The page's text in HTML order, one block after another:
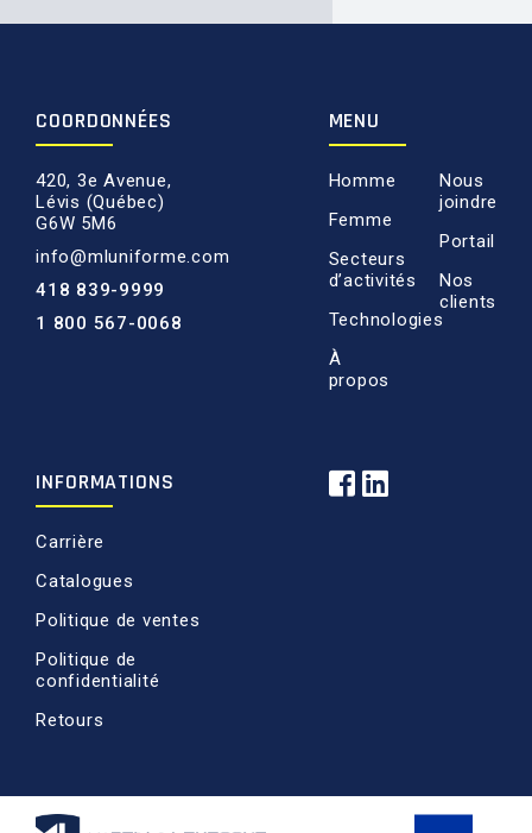
COORDONNÉES
420, 3e Avenue,
Lévis (Québec)
G6W 5M6
info@mluniforme.com
418 839-9999
1 800 567-0068
MENU
Homme
Femme
Secteurs
d’activités
Technologies
À
propos
Nous
joindre
Portail
Nos
clients
INFORMATIONS
Carrière
Catalogues
Politique de ventes
Politique de
confidentialité
Retours